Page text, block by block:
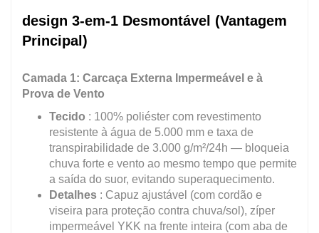
design 3-em-1 Desmontável (Vantagem
Principal)
Camada 1: Carcaça Externa Impermeável e à
Prova de Vento
Tecido : 100% poliéster com revestimento
resistente à água de 5.000 mm e taxa de
transpirabilidade de 3.000 g/m²/24h — bloqueia
chuva forte e vento ao mesmo tempo que permite
a saída do suor, evitando superaquecimento.
Detalhes : Capuz ajustável (com cordão e
viseira para proteção contra chuva/sol), zíper
impermeável YKK na frente inteira (com aba de